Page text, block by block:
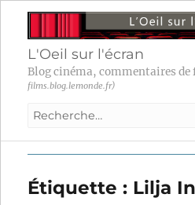
L'Oeil sur l'écran
Blog cinéma, commentaires de
films.blog.lemonde.fr)
Recherche
:
Étiquette : Lilja